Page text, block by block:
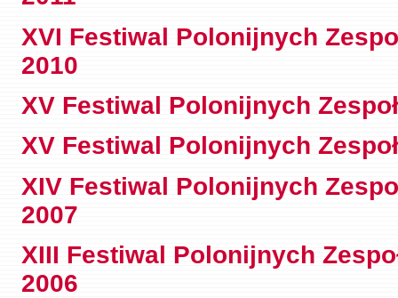
XVI Festiwal Polonijnych
2010
XV Festiwal Polonijnych
XV Festiwal Polonijnych
XIV Festiwal Polonijnych
2007
XIII Festiwal Polonijnych
2006